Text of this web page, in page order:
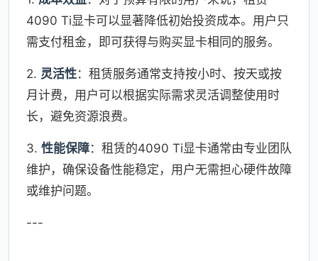
4090 Ti显卡可以显著降低初始投资成本。用户只
需支付租金，即可获得与购买显卡相同的服务。
2. 灵活性：租赁服务通常支持按小时、按天或按
月计费，用户可以根据实际需求灵活调整使用时
长，避免资源浪费。
3. 性能保障：租赁的4090 Ti显卡通常由专业团队
维护，确保设备性能稳定，用户无需担心硬件故障
或维护问题。
---